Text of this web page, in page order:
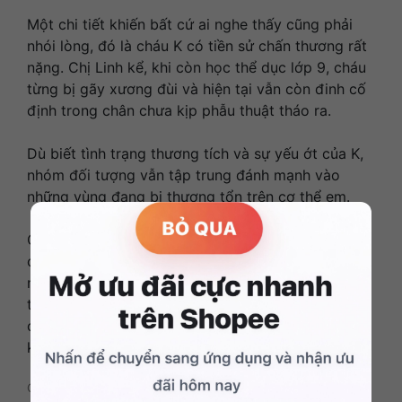
Một chi tiết khiến bất cứ ai nghe thấy cũng phải
nhói lòng, đó là cháu K có tiền sử chấn thương rất
nặng. Chị Linh kể, khi còn học thể dục lớp 9, cháu
từng bị gãy xương đùi và hiện tại vẫn còn đinh cố
định trong chân chưa kịp phẫu thuật tháo ra.
Dù biết tình trạng thương tích và sự yếu ớt của K,
nhóm đối tượng vẫn tập trung đánh mạnh vào
những vùng đang bị thương tổn trên cơ thể em.
Chị Linh đau xót khi trận đòn vừa qua đã khiến
cháu K bị ngất xỉu ngay tại chỗ. Sau khi thấy nạn
nhân ngất đi, các đối tượng dìu cháu vào phòng y
tế của nhà trường. Tại đây, chúng ép buộc, đe dọa
cháu phải nói dối thầy cô là bị ngã cầu thang, nếu
không nghe lời sẽ bị “đánh chết”.
Chúng tôi không khuyến khích trẻ em sử dụng điện thoại quá